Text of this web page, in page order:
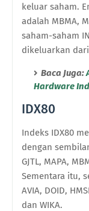
keluar saham.
adalah MBMA,
saham-saham
dikeluarkan
Baca Juga:
Hardware
IDX80
Indeks IDX80
dengan
GJTL, MAPA,
Sementara itu,
AVIA, DOID,
dan WIKA.